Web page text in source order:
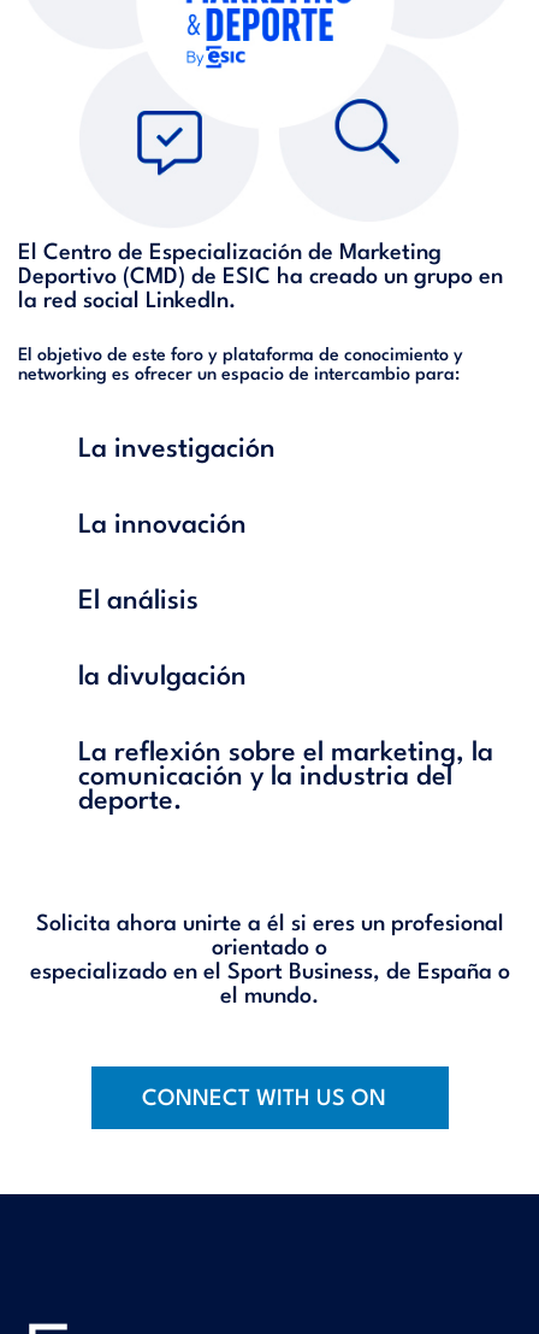
El Centro de Especialización de Marketing
Deportivo (CMD) de ESIC ha creado un grupo en
la red social LinkedIn.
El objetivo de este foro y plataforma de conocimiento y
networking es ofrecer un espacio de intercambio para:
La investigación
La innovación
El análisis
la divulgación
La reflexión sobre el marketing, la
comunicación y la industria del
deporte.
Solicita ahora unirte a él si eres un profesional
orientado o
especializado en el Sport Business, de España o
el mundo.
CONNECT WITH US ON